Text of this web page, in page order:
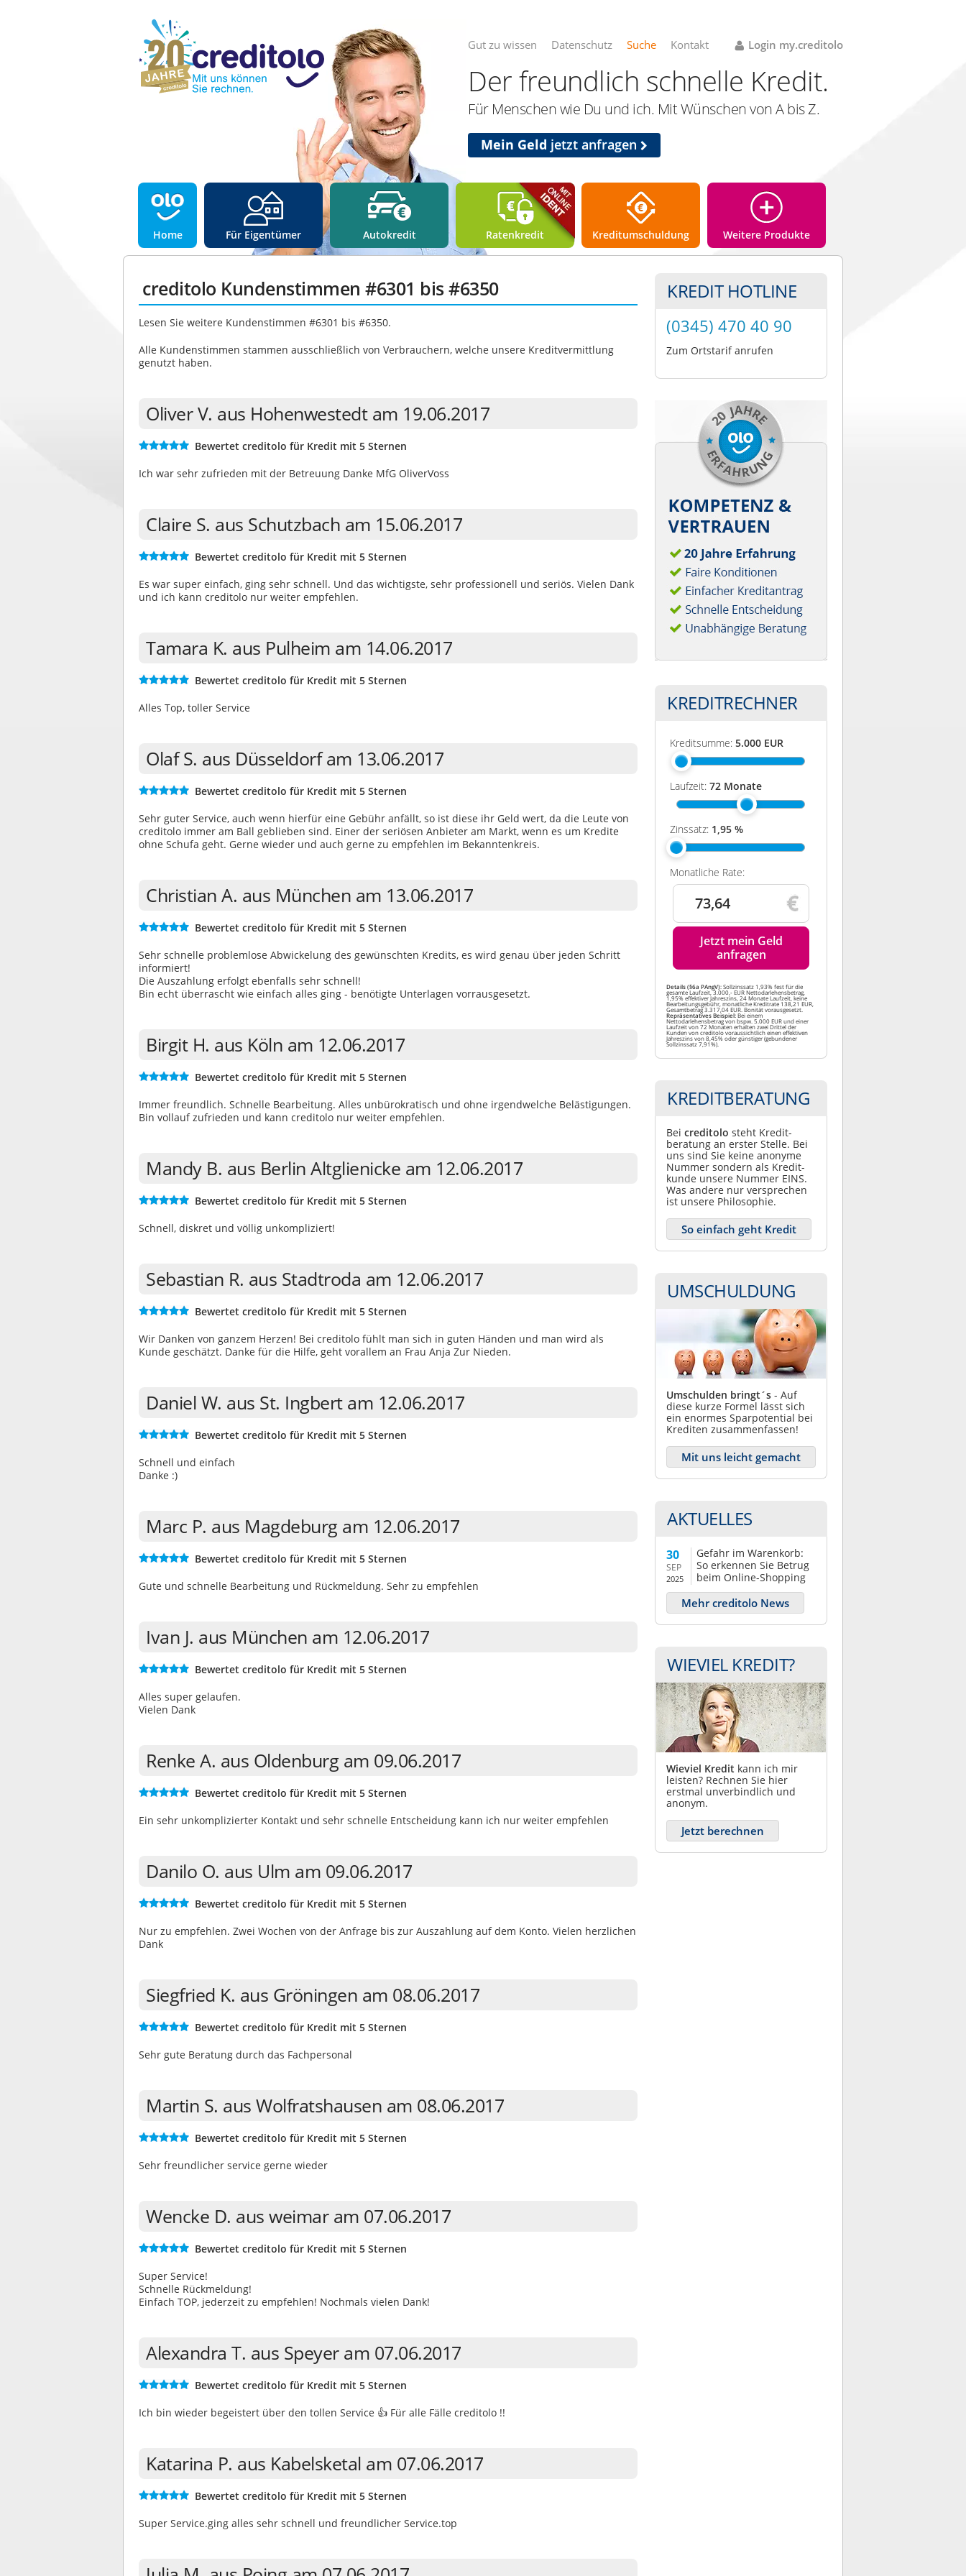
Gut zu wissen Datenschutz Suche Kontakt Login my.creditolo
Der freundlich schnelle Kredit.
Für Menschen wie Du und ich. Mit Wünschen von A bis Z.
Mein Geld jetzt anfragen
Home Für Eigentümer Autokredit Ratenkredit Kreditumschuldung Weitere Produkte
creditolo Kundenstimmen #6301 bis #6350
Lesen Sie weitere Kundenstimmen #6301 bis #6350.
Alle Kundenstimmen stammen ausschließlich von Verbrauchern, welche unsere Kreditvermittlung
genutzt haben.
Oliver V. aus Hohenwestedt am 19.06.2017
Bewertet creditolo für Kredit mit 5 Sternen
Ich war sehr zufrieden mit der Betreuung Danke MfG OliverVoss
Claire S. aus Schutzbach am 15.06.2017
Bewertet creditolo für Kredit mit 5 Sternen
Es war super einfach, ging sehr schnell. Und das wichtigste, sehr professionell und seriös. Vielen Dank
und ich kann creditolo nur weiter empfehlen.
Tamara K. aus Pulheim am 14.06.2017
Bewertet creditolo für Kredit mit 5 Sternen
Alles Top, toller Service
Olaf S. aus Düsseldorf am 13.06.2017
Bewertet creditolo für Kredit mit 5 Sternen
Sehr guter Service, auch wenn hierfür eine Gebühr anfällt, so ist diese ihr Geld wert, da die Leute von
creditolo immer am Ball geblieben sind. Einer der seriösen Anbieter am Markt, wenn es um Kredite
ohne Schufa geht. Gerne wieder und auch gerne zu empfehlen im Bekanntenkreis.
Christian A. aus München am 13.06.2017
Bewertet creditolo für Kredit mit 5 Sternen
Sehr schnelle problemlose Abwickelung des gewünschten Kredits, es wird genau über jeden Schritt
informiert!
Die Auszahlung erfolgt ebenfalls sehr schnell!
Bin echt überrascht wie einfach alles ging - benötigte Unterlagen vorrausgesetzt.
Birgit H. aus Köln am 12.06.2017
Bewertet creditolo für Kredit mit 5 Sternen
Immer freundlich. Schnelle Bearbeitung. Alles unbürokratisch und ohne irgendwelche Belästigungen.
Bin vollauf zufrieden und kann creditolo nur weiter empfehlen.
Mandy B. aus Berlin Altglienicke am 12.06.2017
Bewertet creditolo für Kredit mit 5 Sternen
Schnell, diskret und völlig unkompliziert!
Sebastian R. aus Stadtroda am 12.06.2017
Bewertet creditolo für Kredit mit 5 Sternen
Wir Danken von ganzem Herzen! Bei creditolo fühlt man sich in guten Händen und man wird als
Kunde geschätzt. Danke für die Hilfe, geht vorallem an Frau Anja Zur Nieden.
Daniel W. aus St. Ingbert am 12.06.2017
Bewertet creditolo für Kredit mit 5 Sternen
Schnell und einfach
Danke :)
Marc P. aus Magdeburg am 12.06.2017
Bewertet creditolo für Kredit mit 5 Sternen
Gute und schnelle Bearbeitung und Rückmeldung. Sehr zu empfehlen
Ivan J. aus München am 12.06.2017
Bewertet creditolo für Kredit mit 5 Sternen
Alles super gelaufen.
Vielen Dank
Renke A. aus Oldenburg am 09.06.2017
Bewertet creditolo für Kredit mit 5 Sternen
Ein sehr unkomplizierter Kontakt und sehr schnelle Entscheidung kann ich nur weiter empfehlen
Danilo O. aus Ulm am 09.06.2017
Bewertet creditolo für Kredit mit 5 Sternen
Nur zu empfehlen. Zwei Wochen von der Anfrage bis zur Auszahlung auf dem Konto. Vielen herzlichen
Dank
Siegfried K. aus Gröningen am 08.06.2017
Bewertet creditolo für Kredit mit 5 Sternen
Sehr gute Beratung durch das Fachpersonal
Martin S. aus Wolfratshausen am 08.06.2017
Bewertet creditolo für Kredit mit 5 Sternen
Sehr freundlicher service gerne wieder
Wencke D. aus weimar am 07.06.2017
Bewertet creditolo für Kredit mit 5 Sternen
Super Service!
Schnelle Rückmeldung!
Einfach TOP, jederzeit zu empfehlen! Nochmals vielen Dank!
Alexandra T. aus Speyer am 07.06.2017
Bewertet creditolo für Kredit mit 5 Sternen
Ich bin wieder begeistert über den tollen Service 👍 Für alle Fälle creditolo !!
Katarina P. aus Kabelsketal am 07.06.2017
Bewertet creditolo für Kredit mit 5 Sternen
Super Service.ging alles sehr schnell und freundlicher Service.top
KREDIT HOTLINE
(0345) 470 40 90
Zum Ortstarif anrufen
KREDITRECHNER
Kreditsumme: 5.000 EUR
Laufzeit: 72 Monate
Zinssatz: 1,95 %
Monatliche Rate:
73,64
Jetzt mein Geld
anfragen
Details (§6a PAngV): Sollzinssatz 1,93% fest für die
gesamte Laufzeit, 3.000,- EUR Nettodarlehensbetrag,
1,95% effektiver Jahreszins, 24 Monate Laufzeit, keine
Bearbeitungsgebühr, monatliche Kreditrate 138,21 EUR,
Gesamtbetrag 3.317,04 EUR. Bonität vorausgesetzt.
Repräsentatives Beispiel:Bei einem
Nettodarlehensbetrag von bspw. 5.000 EUR und einer
Laufzeit von 72 Monaten erhalten zwei Drittel der
Kunden von creditolo voraussichtlich einen effektiven
Jahreszins von 8,45% oder günstiger (gebundener
Sollzinssatz 7,91%).
KREDITBERATUNG
Bei creditolo steht Kredit­
beratung an erster Stelle. Bei
uns sind Sie keine anonyme
Nummer sondern als Kredit­
kunde unsere Nummer EINS.
Was andere nur ver­sprechen
ist unsere Philosophie.
So einfach geht Kredit
UMSCHULDUNG
Umschulden bringt´s - Auf
diese kurze Formel lässt sich
ein enormes Sparpotential bei
Krediten zusammenfassen!
Mit uns leicht gemacht
AKTUELLES
30
SEP
2025
Gefahr im Warenkorb:
So erkennen Sie Betrug
beim Online-Shopping
Mehr creditolo News
WIEVIEL KREDIT?
Wieviel Kredit kann ich mir
leisten? Rechnen Sie hier
erstmal unverbindlich und
anonym.
Jetzt berechnen